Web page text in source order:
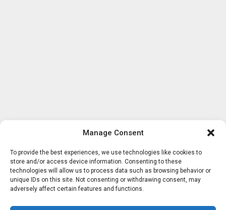
Manage Consent
To provide the best experiences, we use technologies like cookies to
store and/or access device information. Consenting to these
technologies will allow us to process data such as browsing behavior or
unique IDs on this site. Not consenting or withdrawing consent, may
adversely affect certain features and functions.